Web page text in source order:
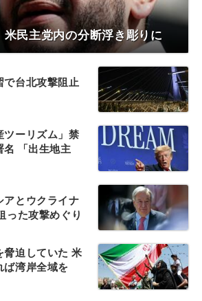
米民主党内の分断浮き彫りに
で台北攻撃阻止
ツーリズム」禁
名 「出生地主
アとウクライナ
った攻撃めぐり
脅迫していた 米
ば湾岸全域を